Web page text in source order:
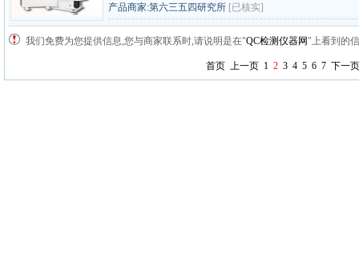
产品商家:第六三五四研究所 [已核实]
我们免费为您提供信息,您与商家联系时,请说明是在"QC检测仪器网"上看到的
首页 上一页 12 3 4 5 6 7 下一页